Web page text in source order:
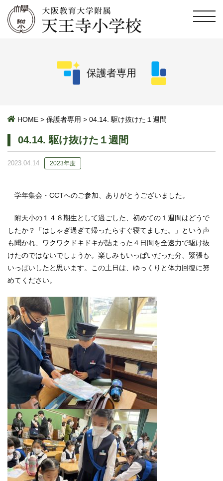
保護者専用
HOME > 保護者専用 > 04.14. 駆け抜けた１週間
04.14. 駆け抜けた１週間
2023.04.14 2023年度
学年集会・CCTへのご参加、ありがとうございました。
附天小の１４８期生として過ごした、初めての１週間はどうで
したか？「はしゃぎ過ぎて帰ったらすぐ寝てました。」という声
も聞かれ、ワクワクドキドキが詰まった４日間を全速力で駆け抜
けたのではないでしょうか。楽しみもいっぱいだった分、緊張も
いっぱいしたと思います。この土日は、ゆっくりと体力回復に努
めてください。